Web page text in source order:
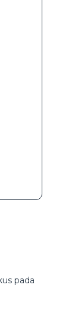
pada